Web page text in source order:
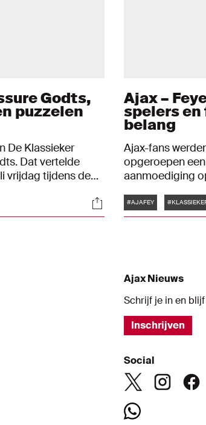
Godts,
puzzelen
De Klassieker
Dat vertelde
vrijdag tijdens de
niet eens slecht uit,
minst wel een
Socials
Ajax –
spelers en
belang
Ajax-fans
opgeroepen
aanmoediging
Feyenoord
zit het
Tags
#AJAFEY
Ajax Nieuws
Schrijf je in en
Inschrijven
Social